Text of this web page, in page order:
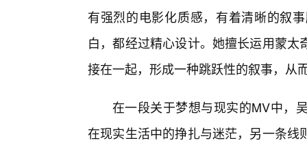
有强烈的电影化质感，有着清晰的叙
白，都经过精心设计。她擅长运用蒙
接在一起，形成一种跳跃性的叙事，从
在一段关于梦想与现实的MV中，
在现实生活中的挣扎与迷茫，另一条